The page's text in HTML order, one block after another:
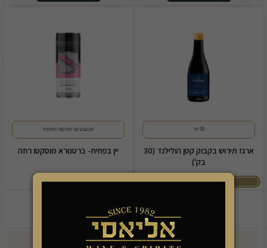
30 יח'
ארגז תירוש בקבוק קטן הולילנד (30
בק')
כל ארגז מחוייב במשלוח
-
מבעבע עם מתיקות מאוזנת
יין בפחית- ברטנורא מוסקטו רוזה
+